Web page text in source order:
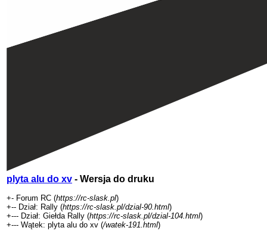
plyta alu do xv - Wersja do druku
+- Forum RC (https://rc-slask.pl)
+-- Dział: Rally (https://rc-slask.pl/dzial-90.html)
+--- Dział: Giełda Rally (https://rc-slask.pl/dzial-104.html)
+--- Wątek: plyta alu do xv (/watek-191.html)